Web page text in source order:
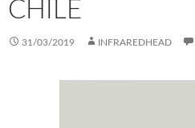
CHILE
31/03/2019 INFRAREDHEAD